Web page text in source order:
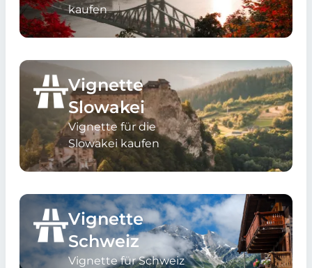
kaufen
Vignette
Slowakei
Vignette für die
Slowakei kaufen
Vignette
Schweiz
Vignette für Schweiz